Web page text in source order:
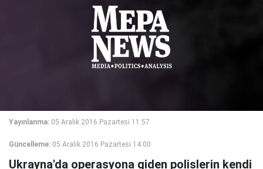
Yayınlanma: 05 Aralık 2016 Pazartesi 11:57
Güncelleme: 05 Aralık 2016 Pazartesi 14:00
Ukrayna'da operasyona giden polislerin kendi